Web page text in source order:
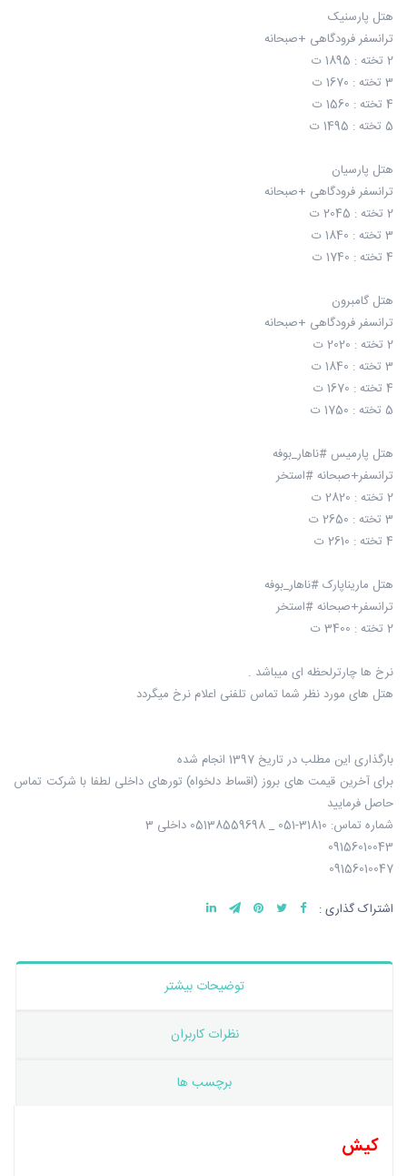
هتل پارسنیک
ترانسفر فرودگاهی +صبحانه
2 تخته : 1895 ت
3 تخته : 1670 ت
4 تخته : 1560 ت
5 تخته : 1495 ت
هتل پارسیان
ترانسفر فرودگاهی +صبحانه
2 تخته : 2045 ت
3 تخته : 1840 ت
4 تخته : 1740 ت
هتل گامبرون
ترانسفر فرودگاهی +صبحانه
2 تخته : 2020 ت
3 تخته : 1840 ت
4 تخته : 1670 ت
5 تخته : 1750 ت
هتل پارمیس #ناهار_بوفه
ترانسفر+صبحانه #استخر
2 تخته : 2820 ت
3 تخته : 2650 ت
4 تخته : 2610 ت
هتل ماریناپارک #ناهار_بوفه
ترانسفر+صبحانه #استخر
2 تخته : 3400 ت
نرخ ها چارترلحظه ای میباشد .
هتل های مورد نظر شما تماس تلفنی اعلام نرخ میگردد
بارگذاری این مطلب در تاریخ 1397 انجام شده
برای آخرین قیمت های بروز (اقساط دلخواه) تورهای داخلی لطفا با شرکت تماس
حاصل فرمایید
شماره تماس: 31810-051 _ 05138559698 داخلی 3
09156010043
09156010047
اشتراک گذاری :
توضیحات بیشتر
نظرات کاربران
برچسب ها
کیش